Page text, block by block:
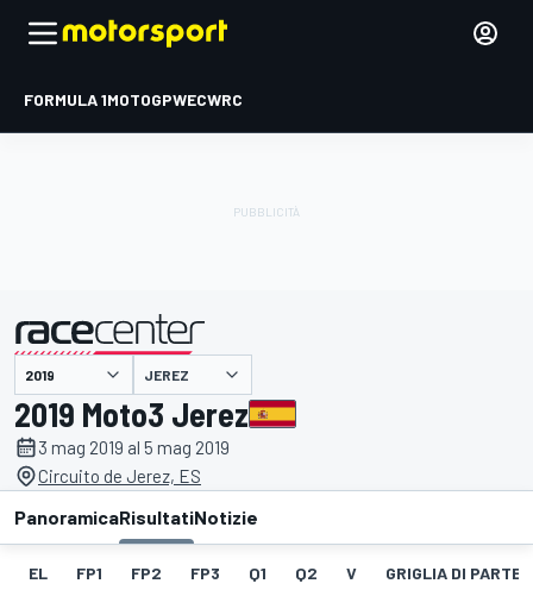
FORMULA 1MOTOGPWECWRC
presentato da JEREZ
2019 Moto3 Jerez
3 mag 2019 al 5 mag 2019
Circuito de Jerez, ES
PanoramicaRisultatiNotizie
EL FP1 FP2 FP3 Q1 Q2 V GRIGLIA DI